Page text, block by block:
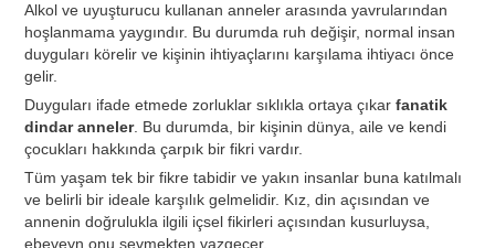
Alkol ve uyuşturucu kullanan anneler arasında yavrularından
hoşlanmama yaygındır. Bu durumda ruh değişir, normal insan
duyguları körelir ve kişinin ihtiyaçlarını karşılama ihtiyacı önce
gelir.
Duyguları ifade etmede zorluklar sıklıkla ortaya çıkar fanatik
dindar anneler. Bu durumda, bir kişinin dünya, aile ve kendi
çocukları hakkında çarpık bir fikri vardır.
Tüm yaşam tek bir fikre tabidir ve yakın insanlar buna katılmalı
ve belirli bir ideale karşılık gelmelidir. Kız, din açısından ve
annenin doğrulukla ilgili içsel fikirleri açısından kusurluysa,
ebeveyn onu sevmekten vazgeçer.